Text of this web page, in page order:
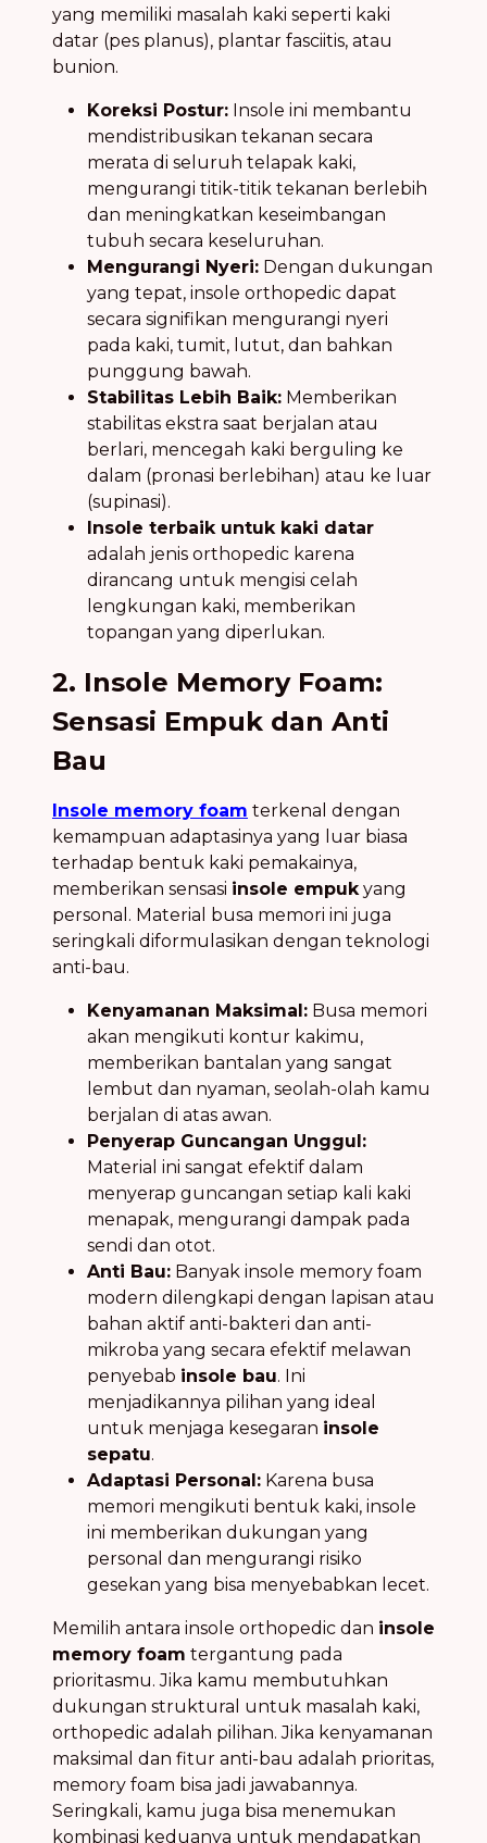
yang memiliki masalah kaki seperti kaki
datar (pes planus), plantar fasciitis, atau
bunion.
Koreksi Postur: Insole ini membantu
mendistribusikan tekanan secara
merata di seluruh telapak kaki,
mengurangi titik-titik tekanan berlebih
dan meningkatkan keseimbangan
tubuh secara keseluruhan.
Mengurangi Nyeri: Dengan dukungan
yang tepat, insole orthopedic dapat
secara signifikan mengurangi nyeri
pada kaki, tumit, lutut, dan bahkan
punggung bawah.
Stabilitas Lebih Baik: Memberikan
stabilitas ekstra saat berjalan atau
berlari, mencegah kaki berguling ke
dalam (pronasi berlebihan) atau ke luar
(supinasi).
Insole terbaik untuk kaki datar
adalah jenis orthopedic karena
dirancang untuk mengisi celah
lengkungan kaki, memberikan
topangan yang diperlukan.
2. Insole Memory Foam:
Sensasi Empuk dan Anti
Bau
Insole memory foam terkenal dengan
kemampuan adaptasinya yang luar biasa
terhadap bentuk kaki pemakainya,
memberikan sensasi insole empuk yang
personal. Material busa memori ini juga
seringkali diformulasikan dengan teknologi
anti-bau.
Kenyamanan Maksimal: Busa memori
akan mengikuti kontur kakimu,
memberikan bantalan yang sangat
lembut dan nyaman, seolah-olah kamu
berjalan di atas awan.
Penyerap Guncangan Unggul:
Material ini sangat efektif dalam
menyerap guncangan setiap kali kaki
menapak, mengurangi dampak pada
sendi dan otot.
Anti Bau: Banyak insole memory foam
modern dilengkapi dengan lapisan atau
bahan aktif anti-bakteri dan anti-
mikroba yang secara efektif melawan
penyebab insole bau. Ini
menjadikannya pilihan yang ideal
untuk menjaga kesegaran insole
sepatu.
Adaptasi Personal: Karena busa
memori mengikuti bentuk kaki, insole
ini memberikan dukungan yang
personal dan mengurangi risiko
gesekan yang bisa menyebabkan lecet.
Memilih antara insole orthopedic dan insole
memory foam tergantung pada
prioritasmu. Jika kamu membutuhkan
dukungan struktural untuk masalah kaki,
orthopedic adalah pilihan. Jika kenyamanan
maksimal dan fitur anti-bau adalah prioritas,
memory foam bisa jadi jawabannya.
Seringkali, kamu juga bisa menemukan
kombinasi keduanya untuk mendapatkan